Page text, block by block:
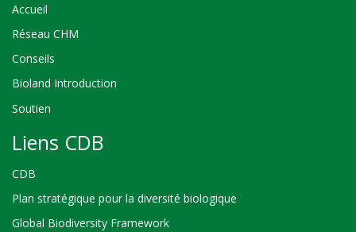
Accueil
Réseau CHM
Conseils
Bioland Introduction
Soutien
Liens CDB
CDB
Plan stratégique pour la diversité biologique
Global Biodiversity Framework